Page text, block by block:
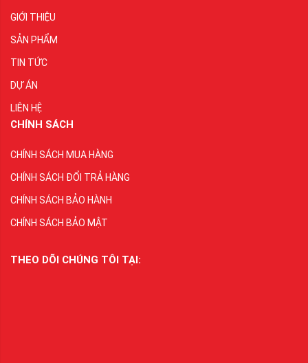
GIỚI THIỆU
SẢN PHẨM
TIN TỨC
DỰ ÁN
LIÊN HỆ
CHÍNH SÁCH
CHÍNH SÁCH MUA HÀNG
CHÍNH SÁCH ĐỔI TRẢ HÀNG
CHÍNH SÁCH BẢO HÀNH
CHÍNH SÁCH BẢO MẬT
THEO DÕI CHÚNG TÔI TẠI: